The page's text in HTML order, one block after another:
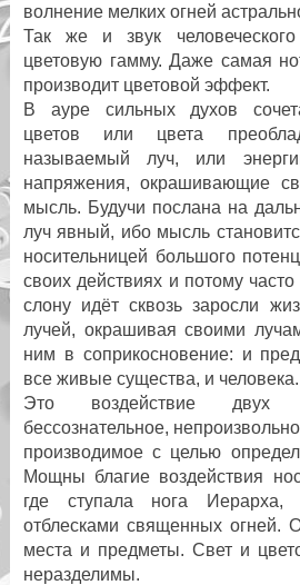
волнение мелких огней
Так же и звук
цветовую гамму. Даже самая
производит цветовой эффект.
В ауре сильных духов
цветов или цвета
называемый луч, или
напряжения, окрашивающие
мысль. Будучи послана на
луч явный, ибо мысль
носительницей большого
своих действиях и потому
слону идёт сквозь заросли
лучей, окрашивая своими
ним в соприкосновение: и
все живые существа, и человека.
Это воздействие двух
бессознательное,
производимое с целью
Мощны благие воздействия
где ступала нога
отблесками священных огней.
места и предметы. Свет и
неразделимы.